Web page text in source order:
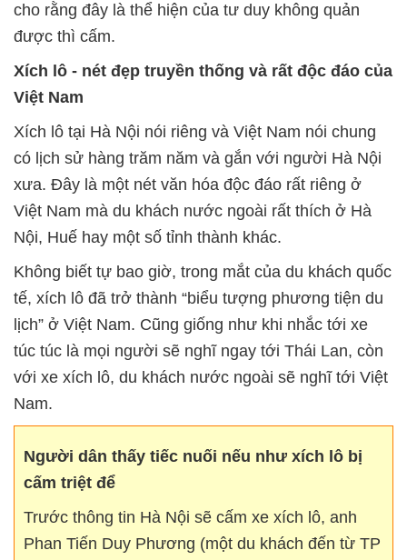
cho rằng đây là thể hiện của tư duy không quản
được thì cấm.
Xích lô - nét đẹp truyền thống và rất độc đáo của
Việt Nam
Xích lô tại Hà Nội nói riêng và Việt Nam nói chung
có lịch sử hàng trăm năm và gắn với người Hà Nội
xưa. Đây là một nét văn hóa độc đáo rất riêng ở
Việt Nam mà du khách nước ngoài rất thích ở Hà
Nội, Huế hay một số tỉnh thành khác.
Không biết tự bao giờ, trong mắt của du khách quốc
tế, xích lô đã trở thành “biểu tượng phương tiện du
lịch” ở Việt Nam. Cũng giống như khi nhắc tới xe
túc túc là mọi người sẽ nghĩ ngay tới Thái Lan, còn
với xe xích lô, du khách nước ngoài sẽ nghĩ tới Việt
Nam.
Người dân thấy tiếc nuối nếu như xích lô bị
cấm triệt để
Trước thông tin Hà Nội sẽ cấm xe xích lô, anh
Phan Tiến Duy Phương (một du khách đến từ TP